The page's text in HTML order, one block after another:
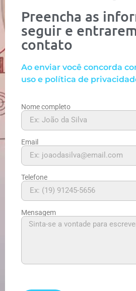
Preencha as
seguir e
contato
Ao enviar você concorda
uso e política de
Nome completo
Email
Telefone
Mensagem